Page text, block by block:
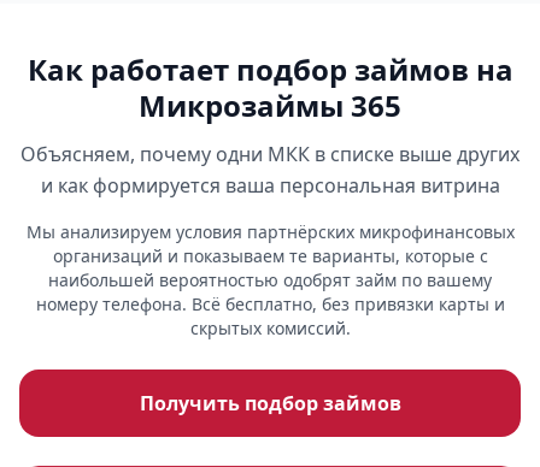
Как работает подбор займов на
Микрозаймы 365
Объясняем, почему одни МКК в списке выше других
и как формируется ваша персональная витрина
Мы анализируем условия партнёрских микрофинансовых
организаций и показываем те варианты, которые с
наибольшей вероятностью одобрят займ по вашему
номеру телефона. Всё бесплатно, без привязки карты и
скрытых комиссий.
Получить подбор займов